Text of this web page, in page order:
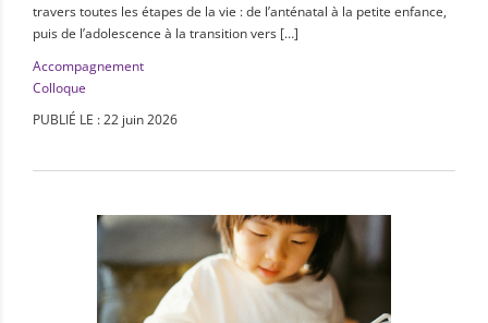
travers toutes les étapes de la vie : de l’anténatal à la petite enfance,
puis de l’adolescence à la transition vers […]
Accompagnement
Colloque
PUBLIÉ LE : 22 juin 2026